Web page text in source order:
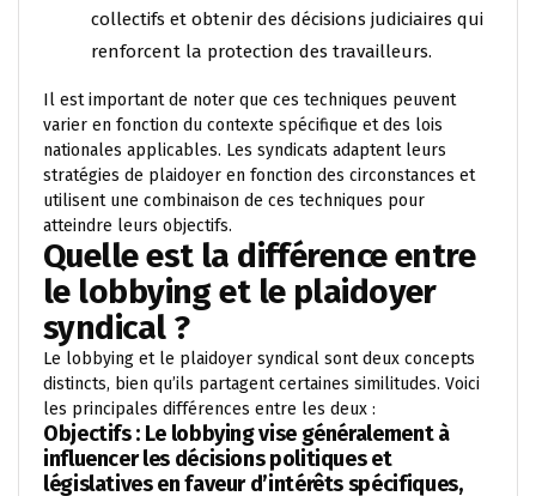
collectifs et obtenir des décisions judiciaires qui
renforcent la protection des travailleurs.
Il est important de noter que ces techniques peuvent
varier en fonction du contexte spécifique et des lois
nationales applicables. Les syndicats adaptent leurs
stratégies de plaidoyer en fonction des circonstances et
utilisent une combinaison de ces techniques pour
atteindre leurs objectifs.
Quelle est la différence entre
le lobbying et le plaidoyer
syndical ?
Le lobbying et le plaidoyer syndical sont deux concepts
distincts, bien qu’ils partagent certaines similitudes. Voici
les principales différences entre les deux :
Objectifs : Le lobbying vise généralement à
influencer les décisions politiques et
législatives en faveur d’intérêts spécifiques,